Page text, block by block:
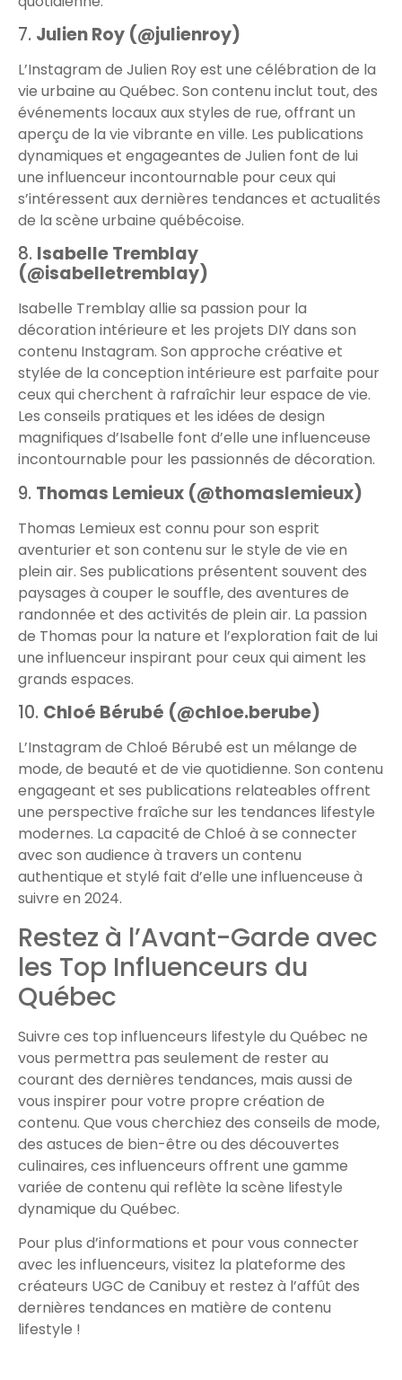
7. Julien Roy (@julienroy)
L’Instagram de Julien Roy est une célébration de la
vie urbaine au Québec. Son contenu inclut tout, des
événements locaux aux styles de rue, offrant un
aperçu de la vie vibrante en ville. Les publications
dynamiques et engageantes de Julien font de lui
une influenceur incontournable pour ceux qui
s’intéressent aux dernières tendances et actualités
de la scène urbaine québécoise.
8. Isabelle Tremblay
(@isabelletremblay)
Isabelle Tremblay allie sa passion pour la
décoration intérieure et les projets DIY dans son
contenu Instagram. Son approche créative et
stylée de la conception intérieure est parfaite pour
ceux qui cherchent à rafraîchir leur espace de vie.
Les conseils pratiques et les idées de design
magnifiques d’Isabelle font d’elle une influenceuse
incontournable pour les passionnés de décoration.
9. Thomas Lemieux (@thomaslemieux)
Thomas Lemieux est connu pour son esprit
aventurier et son contenu sur le style de vie en
plein air. Ses publications présentent souvent des
paysages à couper le souffle, des aventures de
randonnée et des activités de plein air. La passion
de Thomas pour la nature et l’exploration fait de lui
une influenceur inspirant pour ceux qui aiment les
grands espaces.
10. Chloé Bérubé (@chloe.berube)
L’Instagram de Chloé Bérubé est un mélange de
mode, de beauté et de vie quotidienne. Son contenu
engageant et ses publications relateables offrent
une perspective fraîche sur les tendances lifestyle
modernes. La capacité de Chloé à se connecter
avec son audience à travers un contenu
authentique et stylé fait d’elle une influenceuse à
suivre en 2024.
Restez à l’Avant-Garde avec
les Top Influenceurs du
Québec
Suivre ces top influenceurs lifestyle du Québec ne
vous permettra pas seulement de rester au
courant des dernières tendances, mais aussi de
vous inspirer pour votre propre création de
contenu. Que vous cherchiez des conseils de mode,
des astuces de bien-être ou des découvertes
culinaires, ces influenceurs offrent une gamme
variée de contenu qui reflète la scène lifestyle
dynamique du Québec.
Pour plus d’informations et pour vous connecter
avec les influenceurs, visitez la plateforme des
créateurs UGC de Canibuy et restez à l’affût des
dernières tendances en matière de contenu
lifestyle !